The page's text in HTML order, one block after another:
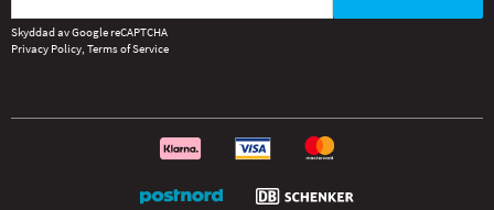
Skyddad av Google reCAPTCHA
Privacy Policy, Terms of Service